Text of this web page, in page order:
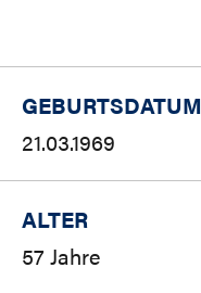
GEBURTSDATUM
21.03.1969
ALTER
57 Jahre